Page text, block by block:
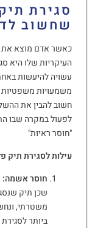
סגירת
שחשוב
כאשר אדם מוצא את
העיקריות שלו היא
עשויה להיעשות
משמעויות
חשוב להבין את
לפעול במקרה שבו
"חוסר ראיות"
עילות לסגירת תיק
חוסר אשמה:
שכן תיק
משטרתי,
ביותר